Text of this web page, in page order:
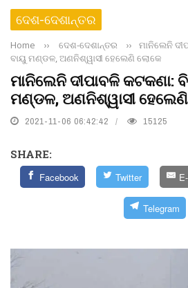
ଦେଶ-ଦେଶାନ୍ତର
Home ›› ଦେଶ-ଦେଶାନ୍ତର ››
ମାନିଲେନି
ବାୟୁ ମଣ୍ଡଳ, ଅଣନିଶ୍ୱାସୀ ହେଲେଣି ଲୋକେ
ମାନିଲେନି ଦୀପାବଳି କଟକଣା:
ମଣ୍ଡଳ, ଅଣନିଶ୍ୱାସୀ
2021-11-06 06:42:42 15125
SHARE:
Facebook Twitter
Telegram